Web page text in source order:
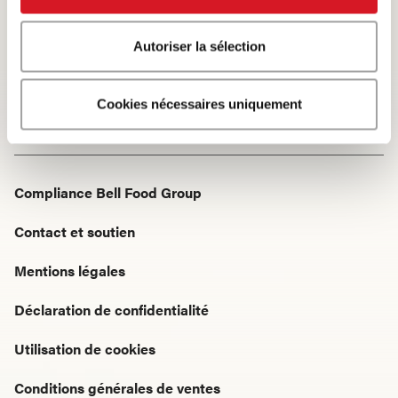
Autoriser la sélection
Cookies nécessaires uniquement
Startseite
Produits · Tous les produits
Fromage d'Italie
Compliance Bell Food Group
Contact et soutien
Mentions légales
Déclaration de confidentialité
Utilisation de cookies
Conditions générales de ventes